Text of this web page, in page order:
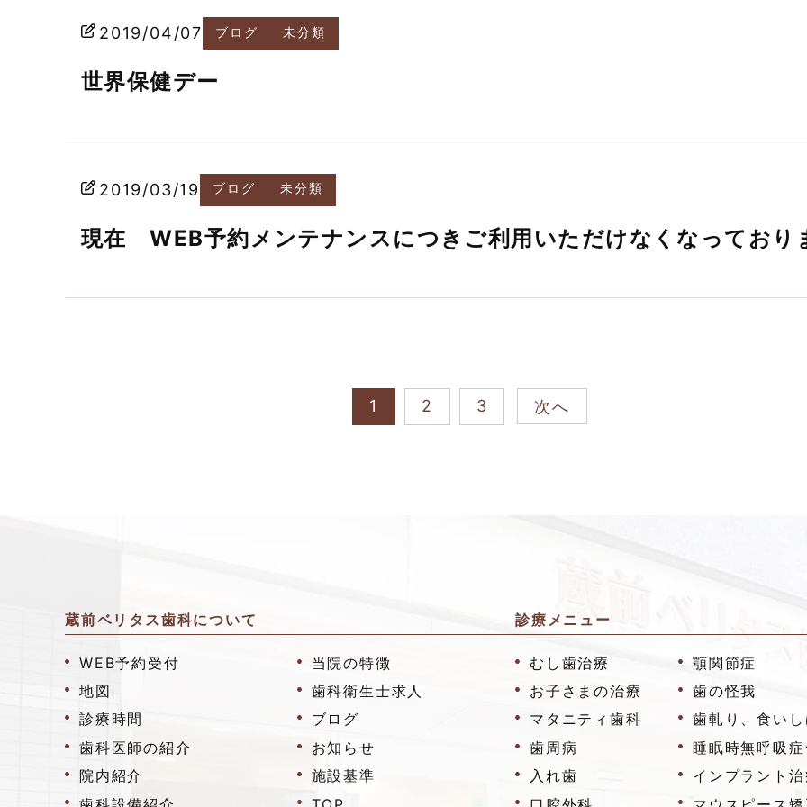
2019/04/07 ブログ 未分類
世界保健デー
2019/03/19 ブログ 未分類
現在 WEB予約メンテナンスにつきご利用いただけなくなっており
1 2 3 次へ
蔵前ベリタス歯科について
WEB予約受付
地図
診療時間
歯科医師の紹介
院内紹介
当院の特徴
歯科衛生士求人
ブログ
お知らせ
施設基準
診療メニュー
むし歯治療
お子さまの治療
マタニティ歯科
歯周病
入れ歯
顎関節症
歯の怪我
歯軋り、食い
睡眠時無呼吸
インプラント